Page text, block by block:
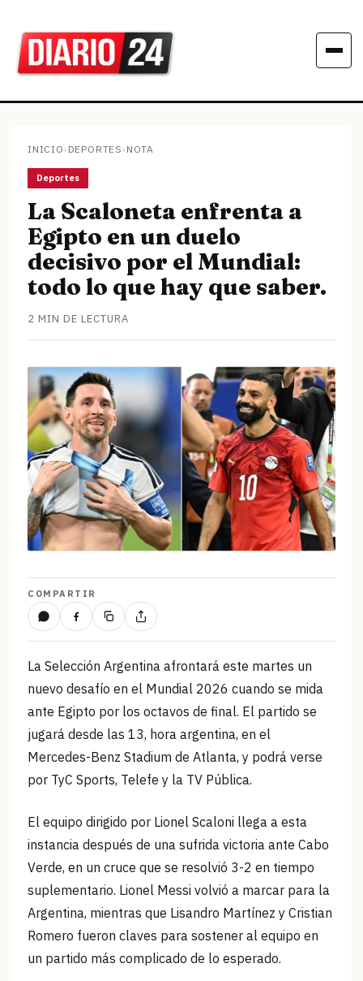
INICIO› DEPORTES› NOTA
Deportes
La Scaloneta enfrenta a
Egipto en un duelo
decisivo por el Mundial:
todo lo que hay que saber.
2 MIN DE LECTURA
COMPARTIR
La Selección Argentina afrontará este martes un
nuevo desafío en el Mundial 2026 cuando se mida
ante Egipto por los octavos de final. El partido se
jugará desde las 13, hora argentina, en el
Mercedes-Benz Stadium de Atlanta, y podrá verse
por TyC Sports, Telefe y la TV Pública.
El equipo dirigido por Lionel Scaloni llega a esta
instancia después de una sufrida victoria ante Cabo
Verde, en un cruce que se resolvió 3-2 en tiempo
suplementario. Lionel Messi volvió a marcar para la
Argentina, mientras que Lisandro Martínez y Cristian
Romero fueron claves para sostener al equipo en
un partido más complicado de lo esperado.